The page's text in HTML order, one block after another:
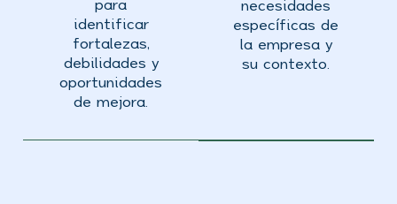
para
identificar
fortalezas,
debilidades y
oportunidades
de mejora.
necesidades
específicas de
la empresa y
su contexto.